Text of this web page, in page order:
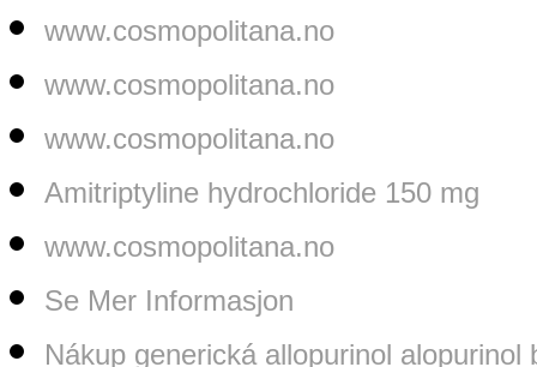
www.cosmopolitana.no
www.cosmopolitana.no
www.cosmopolitana.no
Amitriptyline hydrochloride 150 mg
www.cosmopolitana.no
Se Mer Informasjon
Nákup generická allopurinol alopurinol